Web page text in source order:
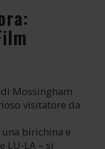
Mossingham
visitatore da
birichina e
LU-LA – si